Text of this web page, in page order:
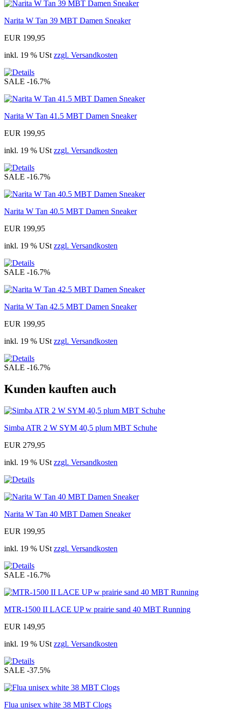
Narita W Tan 39 MBT Damen Sneaker
EUR 199,95
inkl. 19 % UStzzgl. Versandkosten
SALE -16.7%
Narita W Tan 41.5 MBT Damen Sneaker
EUR 199,95
inkl. 19 % UStzzgl. Versandkosten
SALE -16.7%
Narita W Tan 40.5 MBT Damen Sneaker
EUR 199,95
inkl. 19 % UStzzgl. Versandkosten
SALE -16.7%
Narita W Tan 42.5 MBT Damen Sneaker
EUR 199,95
inkl. 19 % UStzzgl. Versandkosten
SALE -16.7%
Kunden kauften auch
Simba ATR 2 W SYM 40,5 plum MBT Schuhe
EUR 279,95
inkl. 19 % USt zzgl. Versandkosten
Narita W Tan 40 MBT Damen Sneaker
EUR 199,95
inkl. 19 % USt zzgl. Versandkosten
SALE -16.7%
MTR-1500 II LACE UP w prairie sand 40 MBT Running
EUR 149,95
inkl. 19 % USt zzgl. Versandkosten
SALE -37.5%
Flua unisex white 38 MBT Clogs